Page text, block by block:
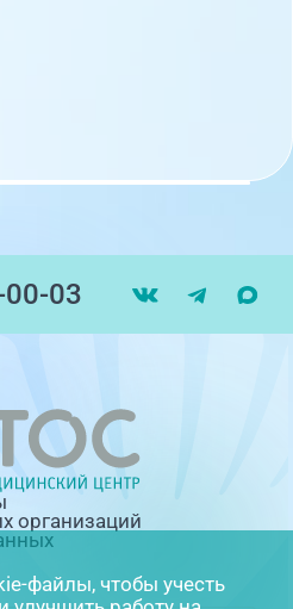
03
организаций
файлы, чтобы учесть